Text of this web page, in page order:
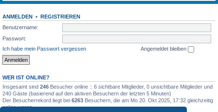
ANMELDEN • REGISTRIEREN
Benutzername:
Passwort:
Ich habe mein Passwort vergessen
Angemeldet bleiben
WER IST ONLINE?
Insgesamt sind 246 Besucher online :: 6 sichtbare Mitglieder, 0 unsichtbare Mitglieder und
240 Gäste (basierend auf den aktiven Besuchern der letzten 5 Minuten)
Der Besucherrekord liegt bei 6263 Besuchern, die am Mo 20. Okt 2025, 17:32 gleichzeitig
online waren.